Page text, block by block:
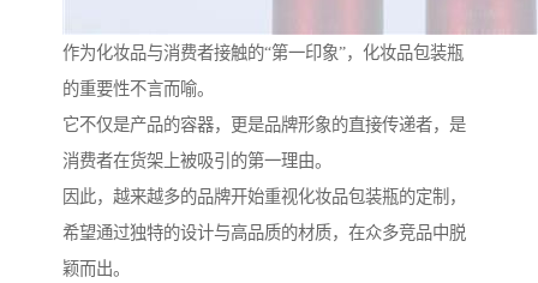
作为化妆品与消费者接触的“第一印象”，化妆品包装瓶
的重要性不言而喻。
它不仅是产品的容器，更是品牌形象的直接传递者，是
消费者在货架上被吸引的第一理由。
因此，越来越多的品牌开始重视化妆品包装瓶的定制，
希望通过独特的设计与高品质的材质，在众多竞品中脱
颖而出。